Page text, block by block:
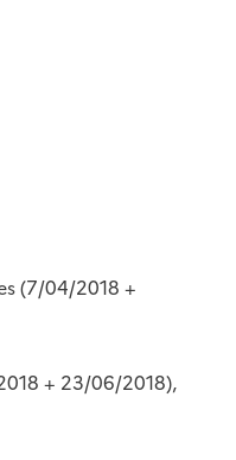
(7/04/2018 +
+ 23/06/2018),